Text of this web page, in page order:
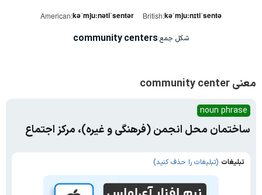
American:kəˈmjuːnətiˈsentər British:kəˈmjuːnɪtiˈsentə
شکل جمع:community centers
معنی community center
noun phrase
ساختمان محل انجمن (فرهنگی و غیره)، مرکز اجتماع
تبلیغات (تبلیغات را حذف کنید)